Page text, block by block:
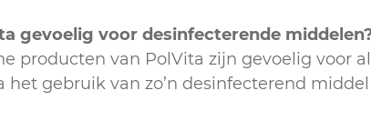
gevoelig voor desinfecterende
producten van PolVita zijn gevoelig voor
het gebruik van zo’n desinfecterend